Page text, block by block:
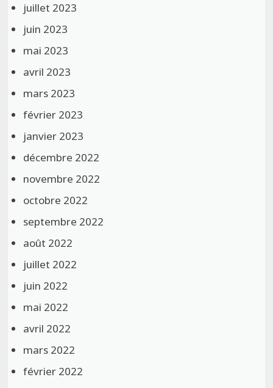
juillet 2023
juin 2023
mai 2023
avril 2023
mars 2023
février 2023
janvier 2023
décembre 2022
novembre 2022
octobre 2022
septembre 2022
août 2022
juillet 2022
juin 2022
mai 2022
avril 2022
mars 2022
février 2022